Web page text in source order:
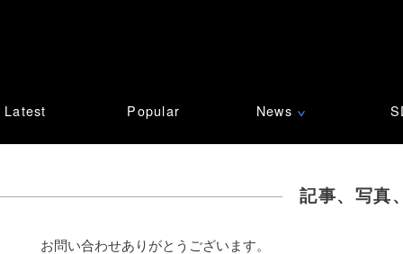
Latest Popular News ∨
記事、写真
お問い合わせありがとうございます。